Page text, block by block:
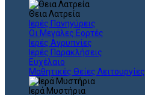
Θεια Λατρεία
Ιερές Πανηγύρεις
Οι Μεγάλες Εορτές
Ιερές Αγρυπνίες
Ιερές Παρακλήσεις
Ευχέλαιο
Μαθητικές Θείες Λειτουργίες
Ιερά Μυστήρια